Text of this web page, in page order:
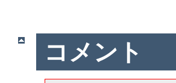
コメント